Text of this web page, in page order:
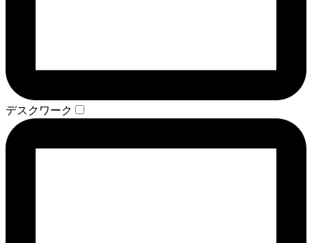
デスクワーク